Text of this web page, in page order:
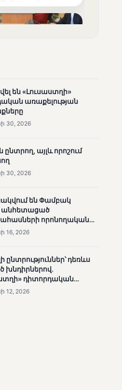
են 2005
ՈՒՂԻՂ
են «Լուսաստղի»
առաքելության
30, 2026
ընտրող, այլև որոշում
30, 2026
են Փամբակ
անհետացած
որոնողական
16, 2026
ընտրություններ՝ դեռևս
խնդիրներով.
դիտորդական
արդյունքները
12, 2026